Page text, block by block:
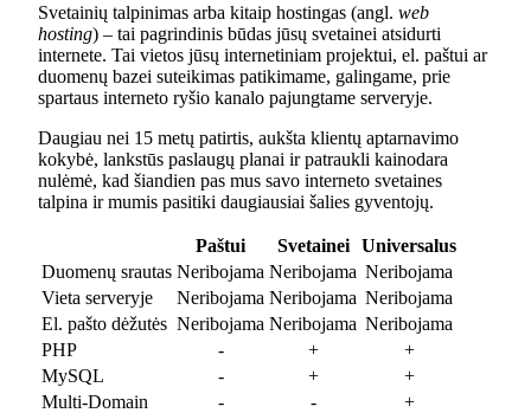
Svetainių talpinimas arba kitaip hostingas (angl. web
hosting) – tai pagrindinis būdas jūsų svetainei atsidurti
internete. Tai vietos jūsų internetiniam projektui, el. paštui ar
duomenų bazei suteikimas patikimame, galingame, prie
spartaus interneto ryšio kanalo pajungtame serveryje.
Daugiau nei 15 metų patirtis, aukšta klientų aptarnavimo
kokybė, lankstūs paslaugų planai ir patraukli kainodara
nulėmė, kad šiandien pas mus savo interneto svetaines
talpina ir mumis pasitiki daugiausiai šalies gyventojų.
Paštui Svetainei
Universalus
Duomenų srautas Neribojama Neribojama Neribojama
Vieta serveryje
Neribojama Neribojama Neribojama
El. pašto dėžutės Neribojama Neribojama Neribojama
PHP
- +
+
MySQL
- +
+
Multi-Domain
- -
+